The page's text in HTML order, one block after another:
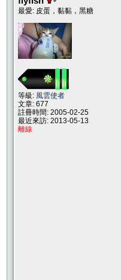
最愛: 皮蛋，黏黏，黑糖
等級: 風雲使者
文章: 677
註冊時間: 2005-02-25
最近來訪: 2013-05-13
離線